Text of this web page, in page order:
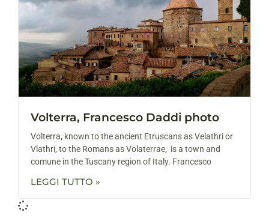
Volterra, Francesco Daddi photo
Volterra, known to the ancient Etruscans as Velathri or
Vlathri, to the Romans as Volaterrae, is a town and
comune in the Tuscany region of Italy. Francesco
LEGGI TUTTO »